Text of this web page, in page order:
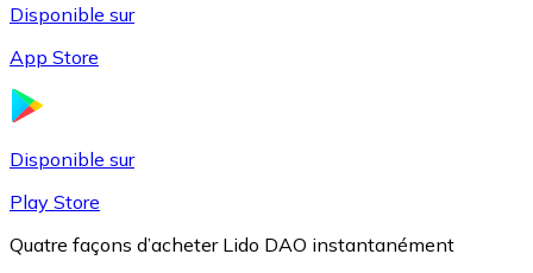
Disponible sur
App Store
Disponible sur
Play Store
Quatre façons d’acheter Lido DAO instantanément